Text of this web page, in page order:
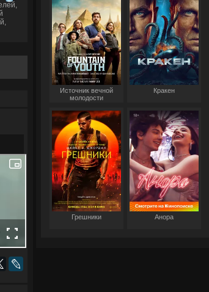
Источник вечной
молодости
Кракен
Грешники Анора